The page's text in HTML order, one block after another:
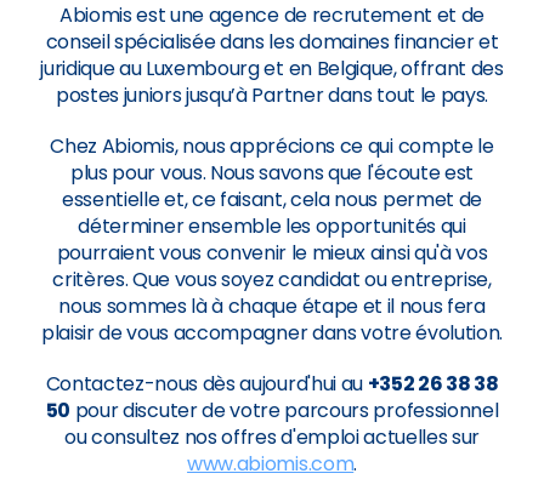
Abiomis est une agence de recrutement et de
conseil spécialisée dans les domaines financier et
juridique au Luxembourg et en Belgique, offrant des
postes juniors jusqu’à Partner dans tout le pays.
Chez Abiomis, nous apprécions ce qui compte le
plus pour vous. Nous savons que l'écoute est
essentielle et, ce faisant, cela nous permet de
déterminer ensemble les opportunités qui
pourraient vous convenir le mieux ainsi qu'à vos
critères. Que vous soyez candidat ou entreprise,
nous sommes là à chaque étape et il nous fera
plaisir de vous accompagner dans votre évolution.
Contactez-nous dès aujourd'hui au +352 26 38 38
50 pour discuter de votre parcours professionnel
ou consultez nos offres d'emploi actuelles sur
www.abiomis.com.